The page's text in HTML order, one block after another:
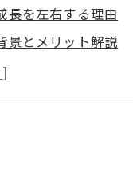
長を左右する理由
景とメリット解説
塾の新しい基準とは
育成の具体策を紹介
介
重要性とは